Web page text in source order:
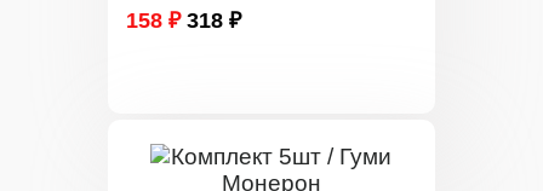
158 ₽ 318 ₽